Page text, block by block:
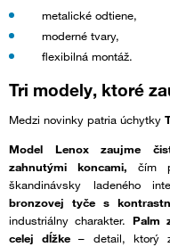
metalické odtiene,
moderné tvary,
flexibilná montáž.
Tri modely, ktoré
Medzi novinky patria úchytky
Model Lenox zaujme
zahnutými koncami,čím
škandinávsky ladeného
bronzovej tyče s
industriálny charakter. Palm
celej dĺžke – detail, ktorý